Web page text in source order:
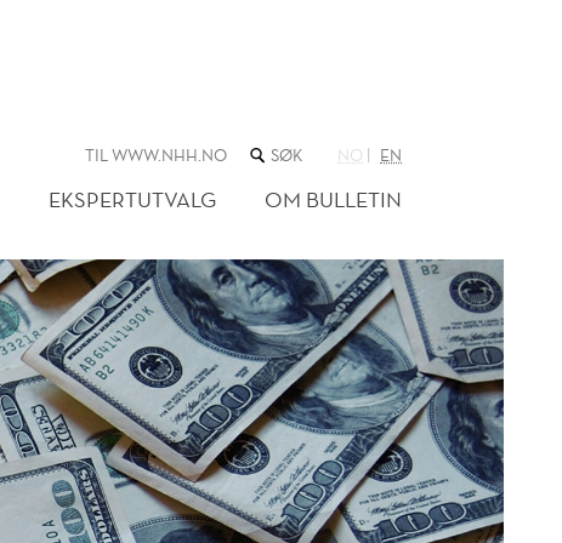
TIL WWW.NHH.NO SØK
NETTSTEDET
NO EN
EKSPERTUTVALG OM BULLETIN